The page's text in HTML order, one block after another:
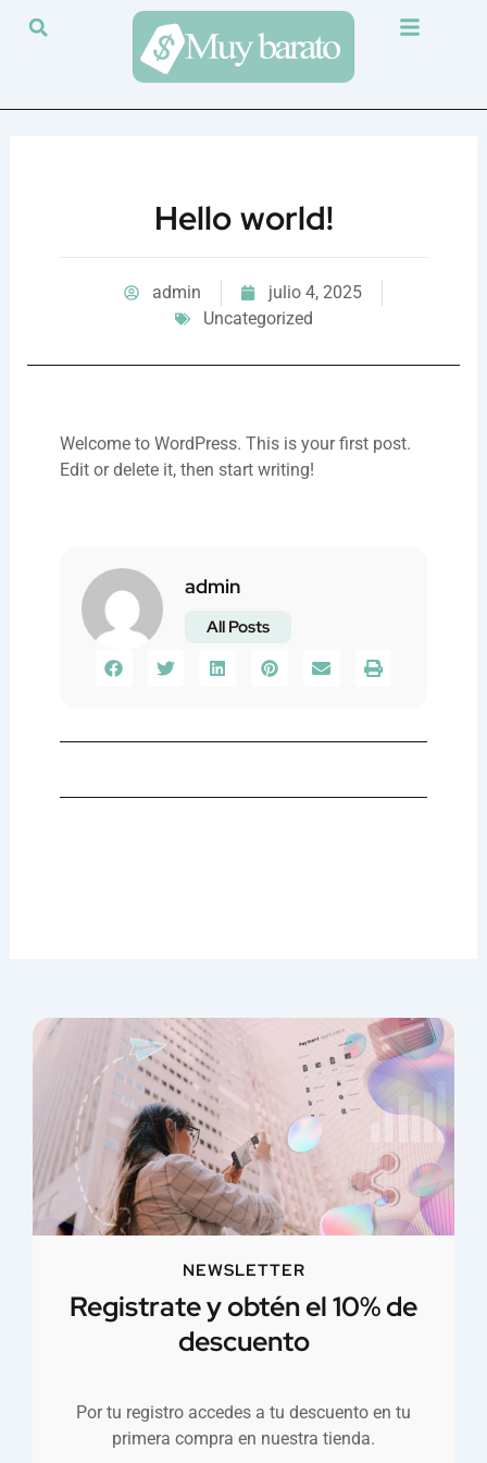
Hello world!
admin
julio 4, 2025
Uncategorized
Welcome to WordPress. This is your first post.
Edit or delete it, then start writing!
admin
All Posts
NEWSLETTER
Registrate y obtén el 10% de
descuento
Por tu registro accedes a tu descuento en tu
primera compra en nuestra tienda.